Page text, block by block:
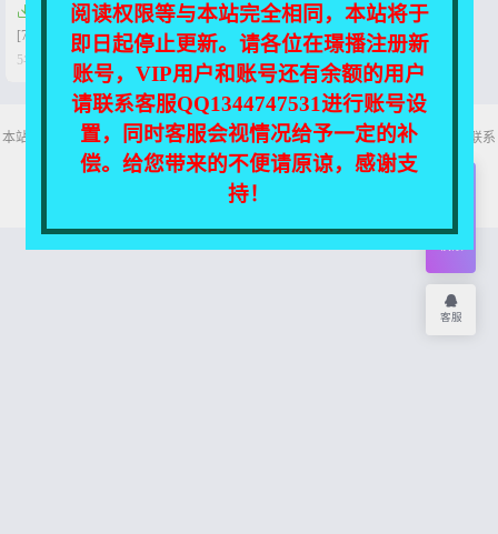

虎牙主播AzZ丶小Q旺 热舞合集
[70V/11.3G]
5年前
 0  43
本站所有资源均收集自互联网，仅供个人欣赏交流，如不慎侵犯了您的权益，请联系
我们，我们将尽快处理！
Copyright © 2026 舞主播
阅读权限等与本站完全相同，本站将于
即日起停止更新。请各位在璟播注册新
账号，VIP用户和账号还有余额的用户
请联系客服QQ1344747531进行账号设
置，同时客服会视情况给予一定的补
偿。给您带来的不便请原谅，感谢支
持！
会员
客服